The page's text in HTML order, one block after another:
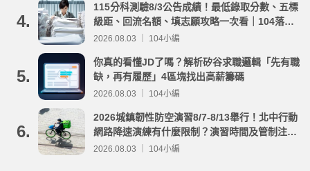
4.
115分科測驗8/3公告成績！最低錄取分數、五標
級距、回流名額、填志願攻略一次看｜104落點
分析
2026.08.03 ｜ 104小編
5.
你真的看懂JD了嗎？解析矽谷求職邏輯「先有職
缺，再有履歷」4區塊找出高薪籌碼
2026.08.03 ｜ 104小編
6.
2026城鎮韌性防空演習8/7-8/13舉行！北中行動
網路降速演練有什麼限制？演習時間及管制注意
事項整理
2026.08.03 ｜ 104小編